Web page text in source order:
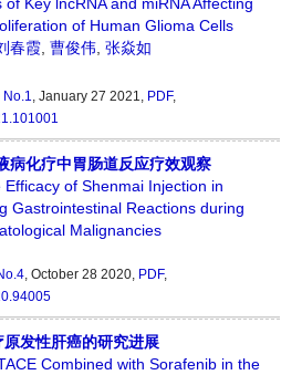
of Human Glioma Cells
春霞 曹俊伟 张焱如
, January 27 2021, PDF,
病化疗中胃肠道反应疗效观察
of Shenmai Injection in
Gastrointestinal Reactions during
Malignancies
, October 28 2020, PDF,
发性肝癌的研究进展
Combined with Sorafenib in the